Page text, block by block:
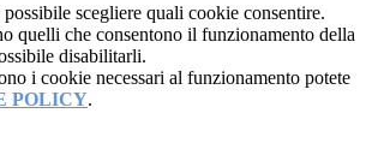
possibile scegliere quali cookie consentire.
quelli che consentono il funzionamento della
disabilitarli.
i cookie necessari al funzionamento potete
POLICY.